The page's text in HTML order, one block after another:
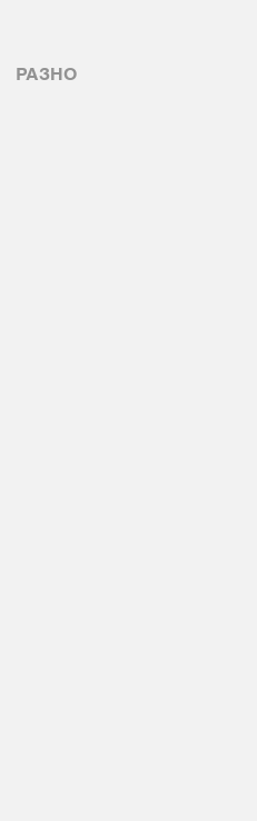
РАЗНО